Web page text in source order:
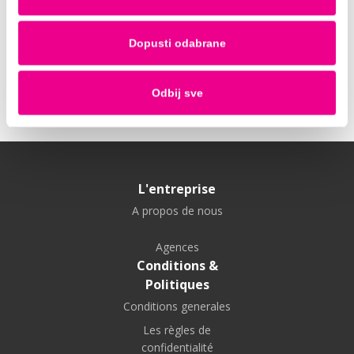
Dopusti odabrane
Odbij sve
QUESTIONS TECHNIQUES ET DOMMAGES
L'entreprise
A propos de nous
Agences
Conditions &
Politiques
Conditions generales
Les règles de
confidentialité